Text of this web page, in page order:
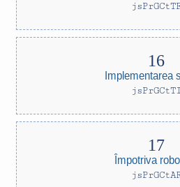
Implementarea
jsPrGCtTI
Împotriva